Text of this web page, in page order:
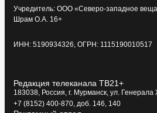
Учредитель: ООО «Северо-западное
Шрам О.А. 16+
ИНН: 5190934326, ОГРН: 1115190010517
Редакция телеканала ТВ21+
183038, Россия, г. Мурманск, ул.
+7 (8152) 400-870, доб. 146, 140